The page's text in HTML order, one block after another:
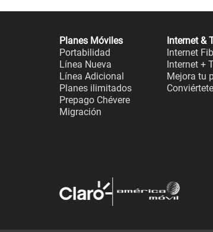
Planes Móviles
Portabilidad
Línea Nueva
Línea Adicional
Planes ilimitados
Prepago Chévere
Migración
Internet &
Internet
Internet +
Mejora tu